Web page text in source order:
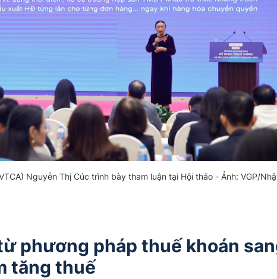
Nguyễn Thị Cúc trình bày tham luận tại Hội thảo - Ảnh: VGP/
phương pháp thuế khoán
tăng thuế